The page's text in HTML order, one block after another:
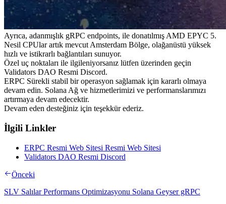
Ayrıca, adanmışlık gRPC endpoints, ile donatılmış AMD EPYC 5.
Nesil CPUlar artık mevcut Amsterdam Bölge, olağanüstü yüksek
hızlı ve istikrarlı bağlantıları sunuyor.
Özel uç noktaları ile ilgileniyorsanız lütfen üzerinden geçin
Validators DAO Resmi Discord.
ERPC Sürekli stabil bir operasyon sağlamak için kararlı olmaya
devam edin. Solana Ağ ve hizmetlerimizi ve performanslarımızı
artırmaya devam edecektir.
Devam eden desteğiniz için teşekkür ederiz.
İlgili Linkler
ERPC Resmi Web Sitesi Resmi Web Sitesi
Validators DAO Resmi Discord
Önceki
SLV Salılar Performans Optimizasyonu Solana Geyser gRPC